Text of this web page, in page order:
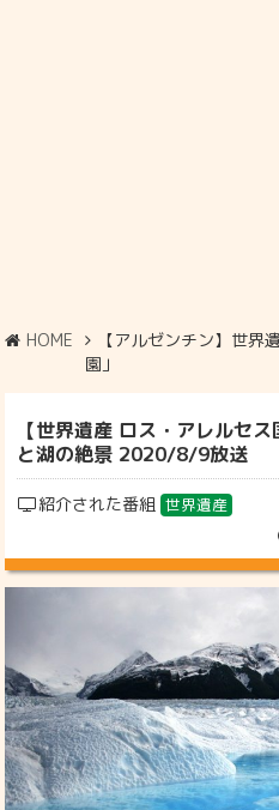
HOME
【アルゼンチン】世界
園」
【世界遺産 ロス・アレルセ
と湖の絶景 2020/8/9放送
紹介された番組 世界遺産